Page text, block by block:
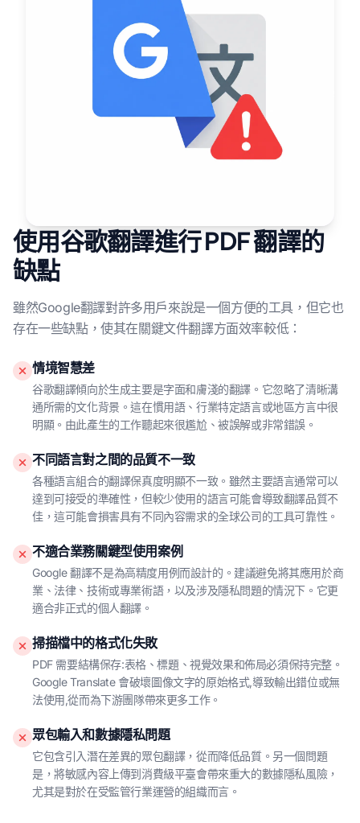
使用谷歌翻譯進行 PDF 翻譯的
缺點
雖然Google翻譯對許多用戶來說是一個方便的工具，但它也
存在一些缺點，使其在關鍵文件翻譯方面效率較低：
情境智慧差
谷歌翻譯傾向於生成主要是字面和膚淺的翻譯。它忽略了清晰溝
通所需的文化背景。這在慣用語、行業特定語言或地區方言中很
明顯。由此產生的工作聽起來很尷尬、被誤解或非常錯誤。
不同語言對之間的品質不一致
各種語言組合的翻譯保真度明顯不一致。雖然主要語言通常可以
達到可接受的準確性，但較少使用的語言可能會導致翻譯品質不
佳，這可能會損害具有不同內容需求的全球公司的工具可靠性。
不適合業務關鍵型使用案例
Google 翻譯不是為高精度用例而設計的。建議避免將其應用於商
業、法律、技術或專業術語，以及涉及隱私問題的情況下。它更
適合非正式的個人翻譯。
掃描檔中的格式化失敗
PDF 需要結構保存:表格、標題、視覺效果和佈局必須保持完整。
Google Translate 會破壞圖像文字的原始格式,導致輸出錯位或無
法使用,從而為下游團隊帶來更多工作。
眾包輸入和數據隱私問題
它包含引入潛在差異的眾包翻譯，從而降低品質。另一個問題
是，將敏感內容上傳到消費級平臺會帶來重大的數據隱私風險，
尤其是對於在受監管行業運營的組織而言。